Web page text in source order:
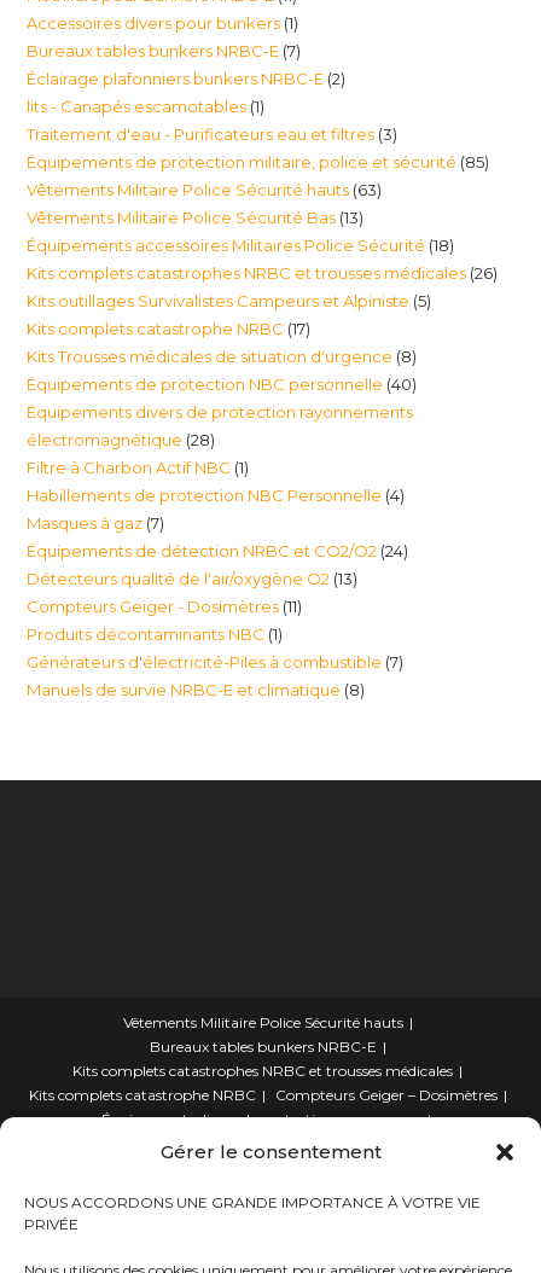
Gérer le consentement
NOUS ACCORDONS UNE GRANDE IMPORTANCE À VOTRE VIE
PRIVÉE
produits
Accessoires divers pour bunkers 11
produit
Bureaux tables bunkers NRBC-E 77
produits
Éclairage plafonniers bunkers NRBC-E 22
lits - Canapés escamotables 11
produit
Traitement d'eau - Purificateurs eau et filtres 33
produits
Équipements de protection militaire, police et sécurité 8585
Vêtements Militaire Police Sécurité hauts 6363
Vêtements Militaire Police Sécurité Bas 1313
produits
Équipements accessoires Militaires Police Sécurité 1818
produits
Kits complets catastrophes NRBC et trousses médicales 2626
Kits outillages Survivalistes Campeurs et Alpiniste 55
Kits complets catastrophe NRBC 1717
produits
Kits Trousses médicales de situation d'urgence 88
produits
Équipements de protection NBC personnelle 4040
produits
Équipements divers de protection rayonnements
électromagnétique 2828
produits
Filtre à Charbon Actif NBC 11
produit
Habillements de protection NBC Personnelle 44
Masques à gaz 77
produits
Équipements de détection NRBC et CO2/O2 2424
Détecteurs qualité de l'air/oxygène O2 1313
Compteurs Geiger - Dosimètres 1111
Produits décontaminants NBC 11
produit
Générateurs d'électricité-Piles à combustible 77
Manuels de survie NRBC-E et climatique 88
Vêtements Militaire Police Sécurité hauts
Bureaux tables bunkers NRBC-E
Kits complets catastrophes NRBC et trousses médicales
Kits complets catastrophe NRBC
Compteurs Geiger – Dosimètres
Équipements divers de protection rayonnements
lits – Canapés escamotables
Éclairage plafonniers bunkers NRBC-E
Manuels de survie NRBC-E et climatique